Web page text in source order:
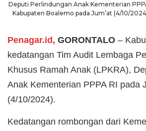
Deputi Perlindungan Anak Kementerian
Kabupaten Boalemo pada Jum’at (4/10/
Penagar.id, GORONTALO –
kedatangan Tim Audit Lembaga
Khusus Ramah Anak (LPKRA),
Anak Kementerian PPPA RI pada
(4/10/2024).
Kedatangan rombongan dari